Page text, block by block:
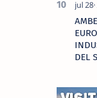
DEL